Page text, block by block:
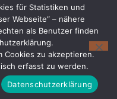
Straße 21 49377
GmbH
für Statistiken und
Webseite“ – nähere
als Benutzer finden
Cookies zu akzeptieren.
erfasst zu werden.
Datenschutzerklärung